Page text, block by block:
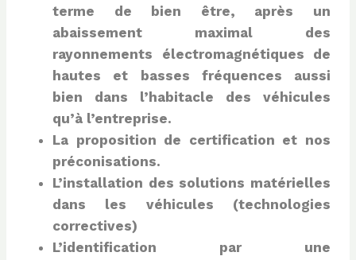
terme de bien être, après un
abaissement maximal des
rayonnements électromagnétiques de
hautes et basses fréquences aussi
bien dans l’habitacle des véhicules
qu’à l’entreprise.
La proposition de certification et nos
préconisations.
L’installation des solutions matérielles
dans les véhicules (technologies
correctives)
L’identification par une